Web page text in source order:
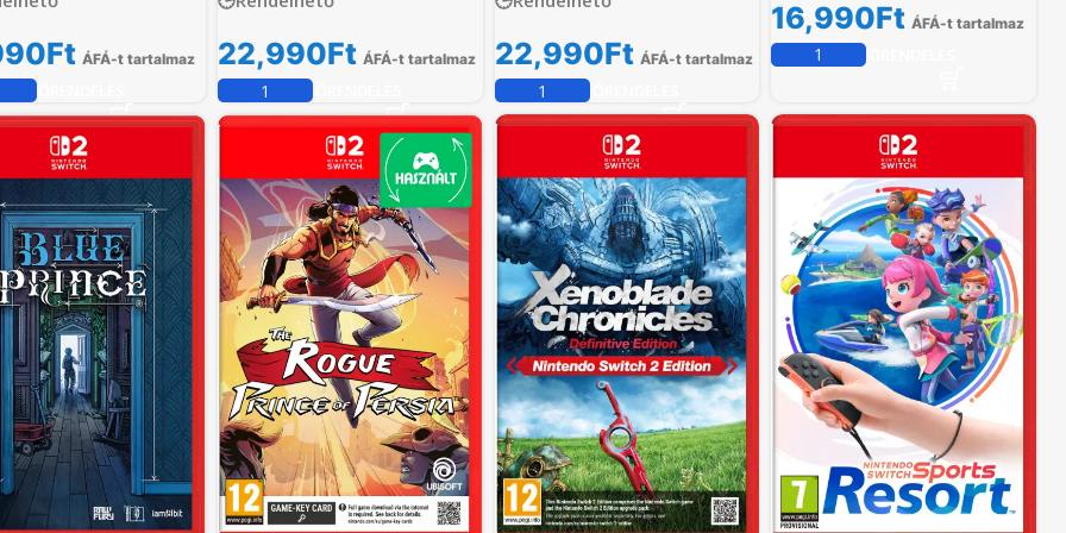
Ft ÁFÁ-t tartalmaz
ELŐRENDELÉS
22,990Ft ÁFÁ-t tartalmaz
ELŐRENDELÉS
22,990Ft ÁFÁ-t tartalmaz
ELŐRENDELÉS
16,990Ft ÁFÁ-t tartalmaz
ELŐRENDELÉS